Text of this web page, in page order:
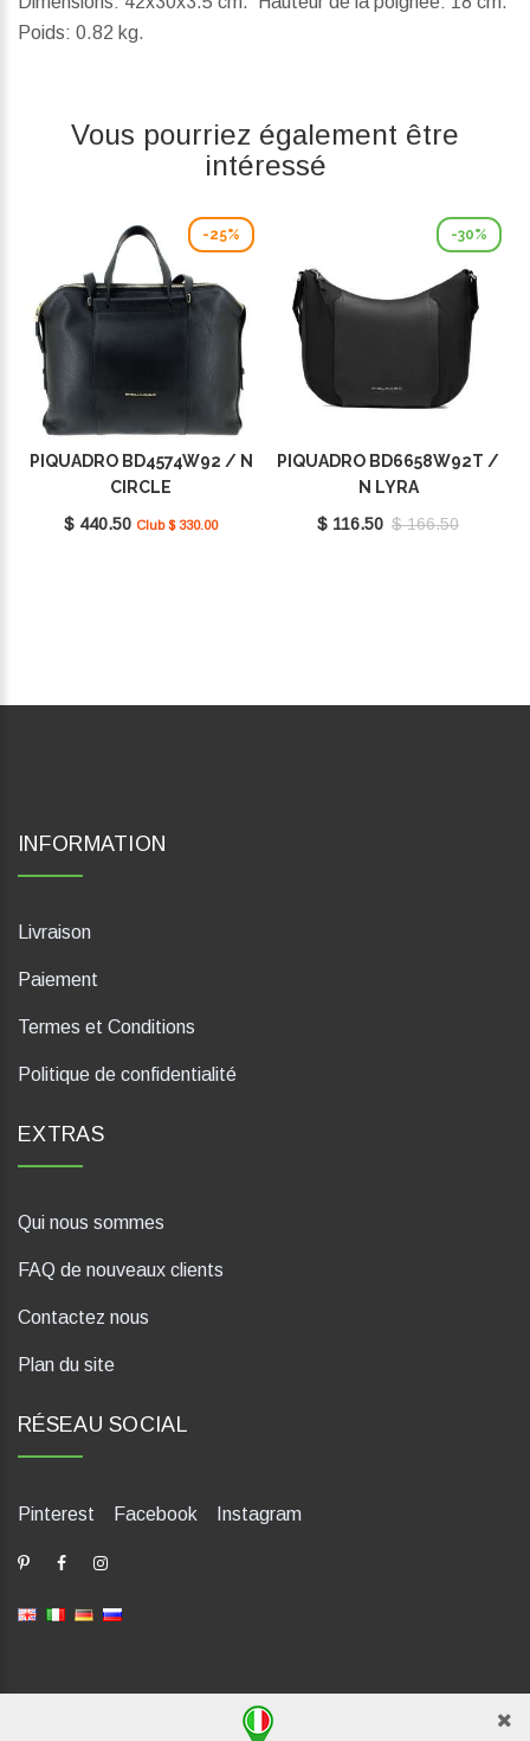
Poids: 0.82 kg.
Vous pourriez également être
intéressé
-25%
PIQUADRO BD4574W92 / N
CIRCLE
$ 440.50 Club $ 330.00
-30%
PIQUADRO BD6658W92T /
N LYRA
$ 116.50 $ 166.50
INFORMATION
Livraison
Paiement
Termes et Conditions
Politique de confidentialité
EXTRAS
Qui nous sommes
FAQ de nouveaux clients
Contactez nous
Plan du site
RÉSEAU SOCIAL
Pinterest Facebook Instagram